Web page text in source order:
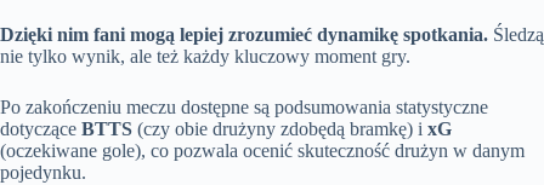
Dzięki nim fani mogą lepiej zrozumieć dynamikę spotkania. Śledzą
nie tylko wynik, ale też każdy kluczowy moment gry.
Po zakończeniu meczu dostępne są podsumowania statystyczne
dotyczące BTTS (czy obie drużyny zdobędą bramkę) i xG
(oczekiwane gole), co pozwala ocenić skuteczność drużyn w danym
pojedynku.